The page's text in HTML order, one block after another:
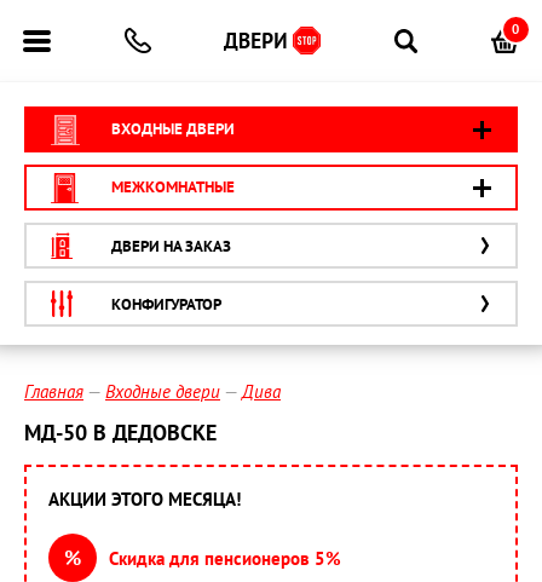
0
ВХОДНЫЕ ДВЕРИ
МЕЖКОМНАТНЫЕ
ДВЕРИ НА ЗАКАЗ
КОНФИГУРАТОР
Главная Входные двери Дива
МД-50 В ДЕДОВСКЕ
АКЦИИ ЭТОГО МЕСЯЦА!
%
Скидка для пенсионеров 5%